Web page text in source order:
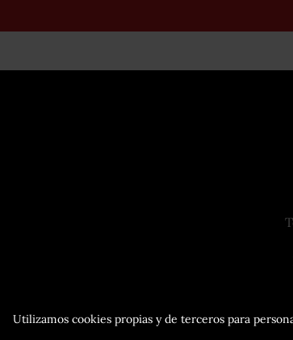
Utilizamos cookies propias y de terceros para